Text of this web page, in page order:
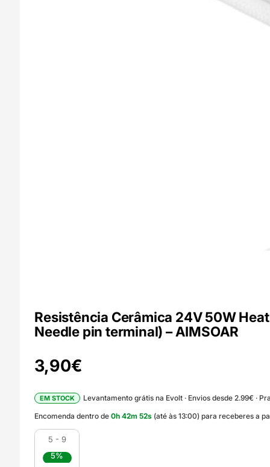
Resistência Cerâmica 24V 50W
Needle pin terminal) – AIMSOAR
3,90€
EM STOCK
Levantamento grátis na Evolt · Envios desde 2.99€ ·
Encomenda dentro de0h42m51s (até às 13:00) para receberes a
5 - 9
5%